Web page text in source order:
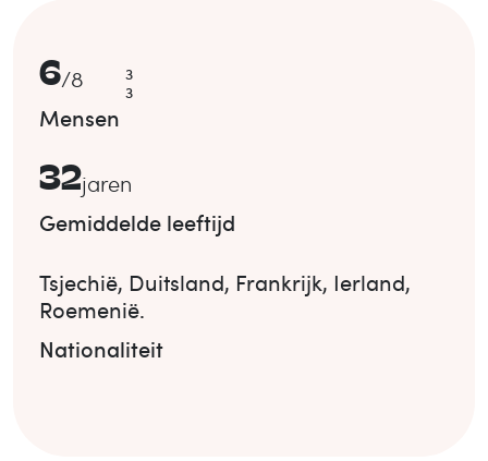
6/8
3
3
Mensen
32jaren
Gemiddelde leeftijd
Tsjechië, Duitsland, Frankrijk, Ierland,
Roemenië.
Nationaliteit